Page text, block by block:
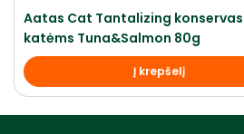
Aatas Cat Tantalizing konservas
katėms Tuna&Salmon 80g
Į krepšelį